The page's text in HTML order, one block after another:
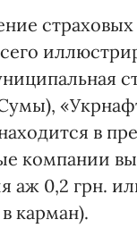
в
компании
аж 0,2 грн.
карман).